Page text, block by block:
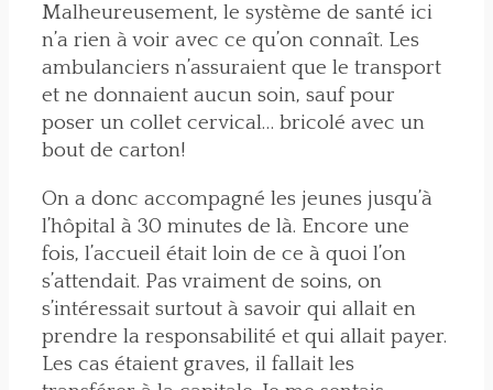
Malheureusement, le système de santé ici
n’a rien à voir avec ce qu’on connaît. Les
ambulanciers n’assuraient que le transport
et ne donnaient aucun soin, sauf pour
poser un collet cervical… bricolé avec un
bout de carton!
On a donc accompagné les jeunes jusqu’à
l’hôpital à 30 minutes de là. Encore une
fois, l’accueil était loin de ce à quoi l’on
s’attendait. Pas vraiment de soins, on
s’intéressait surtout à savoir qui allait en
prendre la responsabilité et qui allait payer.
Les cas étaient graves, il fallait les